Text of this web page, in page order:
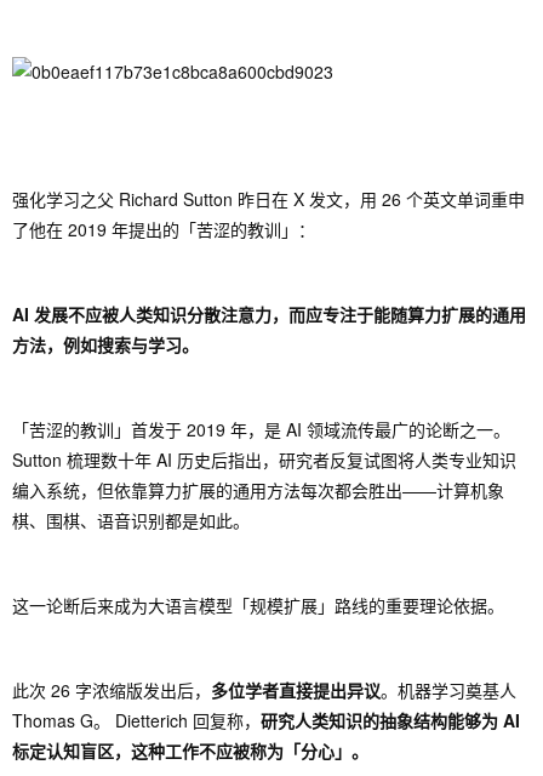
强化学习之父 Richard Sutton 昨日在 X 发文，用 26 个英文单词重申
了他在 2019 年提出的「苦涩的教训」：
AI 发展不应被人类知识分散注意力，而应专注于能随算力扩展的通用
方法，例如搜索与学习。
「苦涩的教训」首发于 2019 年，是 AI 领域流传最广的论断之一。
Sutton 梳理数十年 AI 历史后指出，研究者反复试图将人类专业知识
编入系统，但依靠算力扩展的通用方法每次都会胜出——计算机象
棋、围棋、语音识别都是如此。
这一论断后来成为大语言模型「规模扩展」路线的重要理论依据。
此次 26 字浓缩版发出后， 多位学者直接提出异议。机器学习奠基人
Thomas G。 Dietterich 回复称， 研究人类知识的抽象结构能够为 AI
标定认知盲区，这种工作不应被称为「分心」。